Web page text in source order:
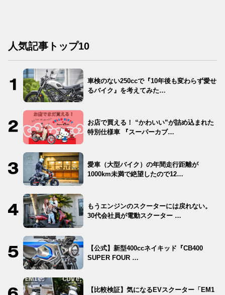
人気記事トップ10
車検のない250ccで『10年後も変わらず愛せ
るバイク』を考えてみた…
お店で買える！ “かわいい”が詰め込まれた
特別仕様車 『スーパーカブ…
愛車（大型バイク）の年間走行距離が
1000km未満で絶望したので12…
もうエンジンのスクーターには戻れない。
30代会社員が電動スクーター …
【公式】新型400ccネイキッド『CB400
SUPER FOUR …
【比較検証】気になるEVスクーター「EM1